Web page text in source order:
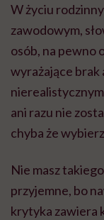
W życiu
zawodowym,
osób, na pewno
wyrażające brak
ani razu nie
chyba że
Nie masz
przyjemne, bo
krytyka zawiera